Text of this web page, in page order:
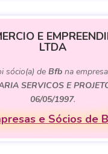
E
LTDA
sócio(a) de Bfb na empresa
SERVICOS E
06/05/1997.
e Sócios de